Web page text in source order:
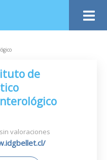
de
valoraciones